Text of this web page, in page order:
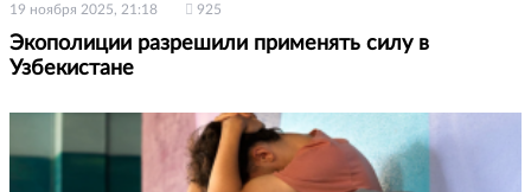
19 ноября 2025, 21:18 925
Экополиции разрешили применять силу в
Узбекистане